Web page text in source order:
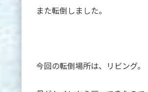
また転倒しました。
今回の転倒場所は、リビング。